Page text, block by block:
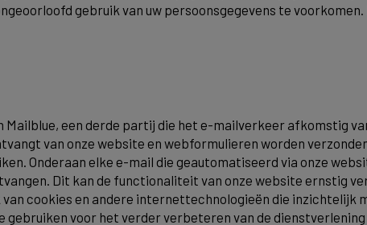
gebruik van uw persoonsgegevens te
een derde partij die het e-mailverkeer afkomstig
van onze website en webformulieren worden
Onderaan elke e-mail die geautomatiseerd via onze
Dit kan de functionaliteit van onze website ernstig
cookies en andere internettechnologieën die inzichtelijk
gebruiken voor het verder verbeteren van de